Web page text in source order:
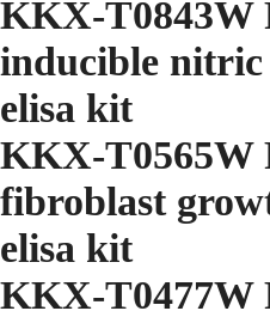
KKX-T0843W
inducible nitric
elisa kit
KKX-T0565W
fibroblast
elisa kit
KKX-T0477W